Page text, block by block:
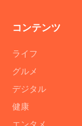
コンテンツ
ライフ
グルメ
デジタル
健康
エンタメ